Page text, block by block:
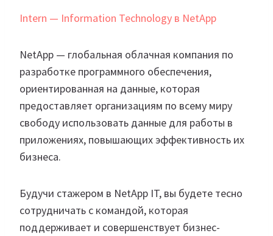
Intern — Information Technology в NetApp
NetApp — глобальная облачная компания по
разработке программного обеспечения,
ориентированная на данные, которая
предоставляет организациям по всему миру
свободу использовать данные для работы в
приложениях, повышающих эффективность их
бизнеса.
Будучи стажером в NetApp IT, вы будете тесно
сотрудничать с командой, которая
поддерживает и совершенствует бизнес-